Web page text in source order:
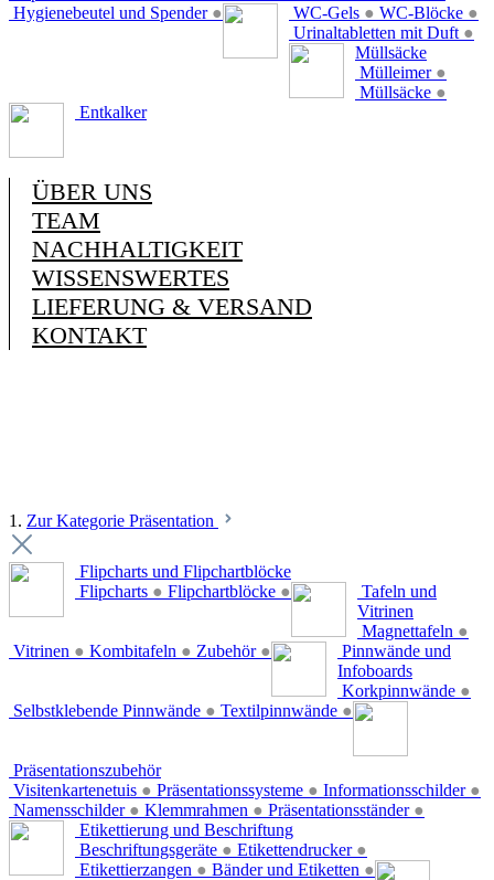
Hygienebeutel und Spender ● WC-Gels ● WC-Blöcke ●
Urinaltabletten mit Duft ●
Müllsäcke
Mülleimer ●
Müllsäcke ●
Entkalker
ÜBER UNS
TEAM
NACHHALTIGKEIT
WISSENSWERTES
LIEFERUNG & VERSAND
KONTAKT
1. Zur Kategorie Präsentation
Flipcharts und Flipchartblöcke
Flipcharts ● Flipchartblöcke ●
Tafeln und
Vitrinen
Magnettafeln ●
Vitrinen ● Kombitafeln ● Zubehör ●
Pinnwände und
Infoboards
Korkpinnwände ●
Selbstklebende Pinnwände ● Textilpinnwände ●
Präsentationszubehör
Visitenkartenetuis ● Präsentationssysteme ● Informationsschilder ●
Namensschilder ● Klemmrahmen ● Präsentationsständer ●
Etikettierung und Beschriftung
Beschriftungsgeräte ● Etikettendrucker ●
Etikettierzangen ● Bänder und Etiketten ●